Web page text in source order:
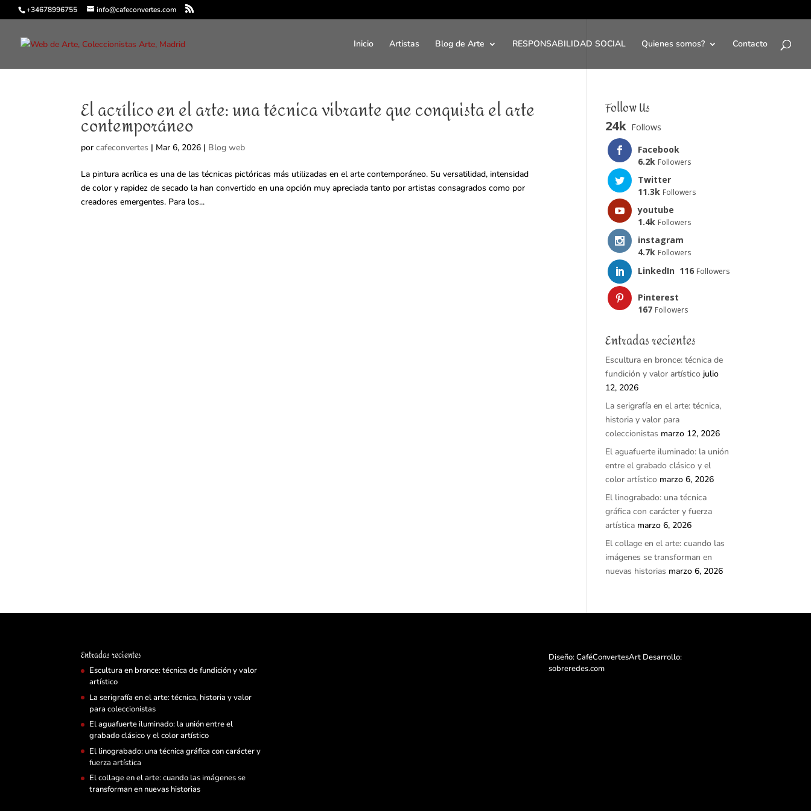
+34678996755 info@cafeconvertes.com
Inicio Artistas Blog de Arte RESPONSABILIDAD SOCIAL Quienes somos? Contacto
El acrílico en el arte: una técnica vibrante que conquista el arte
contemporáneo
porcafeconvertes | Mar 6, 2026 | Blog web
La pintura acrílica es una de las técnicas pictóricas más utilizadas en el arte contemporáneo. Su versatilidad, intensidad
de color y rapidez de secado la han convertido en una opción muy apreciada tanto por artistas consagrados como por
creadores emergentes. Para los...
Follow Us
24k Follows
Facebook
6.2k Followers
Twitter
11.3k Followers
youtube
1.4k Followers
instagram
4.7k Followers
LinkedIn 116 Followers
Pinterest
167 Followers
Entradas recientes
Escultura en bronce: técnica de
fundición y valor artístico julio
12, 2026
La serigrafía en el arte: técnica,
historia y valor para
coleccionistas marzo 12, 2026
El aguafuerte iluminado: la unión
entre el grabado clásico y el
color artístico marzo 6, 2026
El linograbado: una técnica
gráfica con carácter y fuerza
artística marzo 6, 2026
El collage en el arte: cuando las
imágenes se transforman en
nuevas historias marzo 6, 2026
Entradas recientes
Escultura en bronce: técnica de fundición y valor
artístico
La serigrafía en el arte: técnica, historia y valor
para coleccionistas
El aguafuerte iluminado: la unión entre el
grabado clásico y el color artístico
El linograbado: una técnica gráfica con carácter y
fuerza artística
El collage en el arte: cuando las imágenes se
transforman en nuevas historias
Diseño: CaféConvertesArt Desarrollo:
sobreredes.com